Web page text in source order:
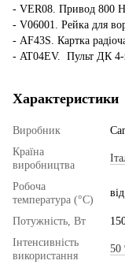
- VER08. Привод 800 H
- V06001. Рейка для
- AF43S. Картка
- AT04EV. Пульт ДК
Характеристики
Виробник
Країна
виробництва
Робоча
температура (°C)
Потужність, Вт
Інтенсивність
використання
50